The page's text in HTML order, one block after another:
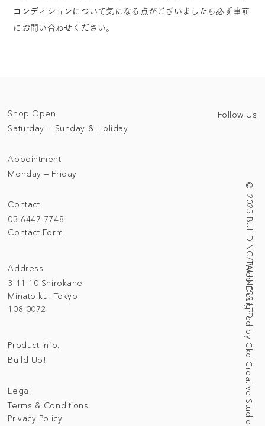
コンディションについて気になる点がございましたら必ず事前
にお問い合わせください。
Address
3-11-10 Shirokane
Minato-ku, Tokyo
108-0072
© 2025 BUILDING/TALLNESS LTD.
Web Designed by Ckd Creative Studio
Contact
03-6447-7748
Contact Form
Shop Open
Saturday — Sunday & Holiday
Appointment
Monday — Friday
Legal
Terms & Conditions
Privacy Policy
Product Info.
Build Up!
Follow Us